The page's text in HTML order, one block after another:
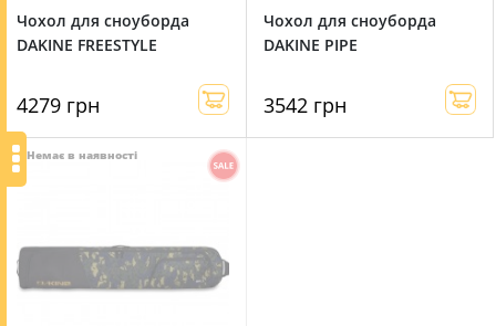
Чохол для сноуборда
DAKINE FREESTYLE
4279 грн
Чохол для сноуборда
DAKINE PIPE
3542 грн
● Немає в наявності